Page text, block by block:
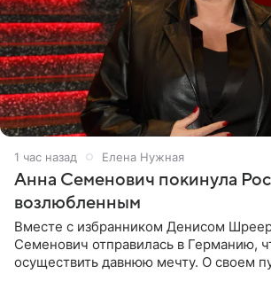
1 час назад Елена Нужная
Анна Семенович покинула
возлюбленным
Вместе с избранником Денисом
Семенович отправилась в Германию,
осуществить давнюю мечту. О своем